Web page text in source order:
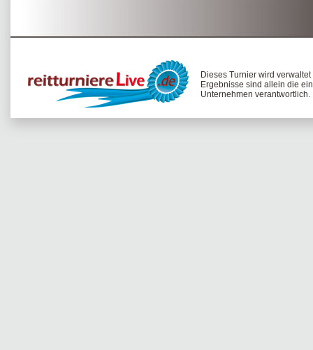
Dieses Turnier wird
Ergebnisse sind allein die
Unternehmen verantwortlich.